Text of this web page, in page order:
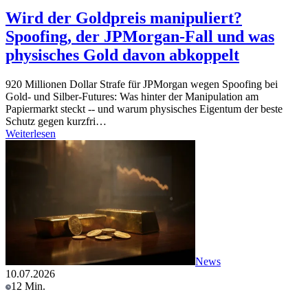
Wird der Goldpreis manipuliert?
Spoofing, der JPMorgan-Fall und was
physisches Gold davon abkoppelt
920 Millionen Dollar Strafe für JPMorgan wegen Spoofing bei
Gold- und Silber-Futures: Was hinter der Manipulation am
Papiermarkt steckt -- und warum physisches Eigentum der beste
Schutz gegen kurzfri…
Weiterlesen
News
10.07.2026
12 Min.